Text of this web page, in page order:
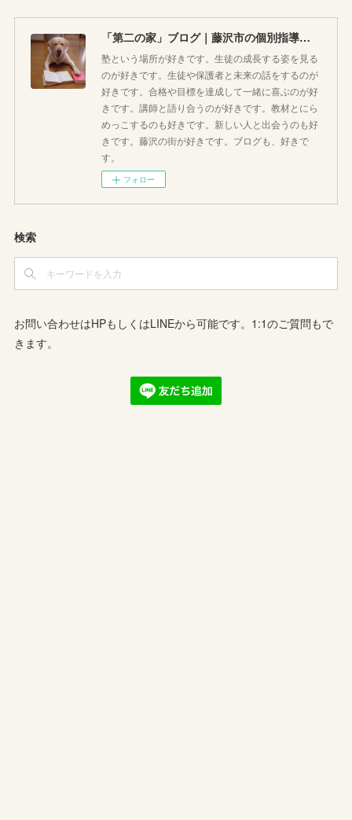
「第二の家」ブログ｜藤沢市の個別指導塾のお話
塾という場所が好きです。生徒の成長する姿を見る
のが好きです。生徒や保護者と未来の話をするのが
好きです。合格や目標を達成して一緒に喜ぶのが好
きです。講師と語り合うのが好きです。教材とにら
めっこするのも好きです。新しい人と出会うのも好
きです。藤沢の街が好きです。ブログも、好きで
す。
フォロー
検索
お問い合わせはHPもしくはLINEから可能です。1:1のご質問もで
きます。